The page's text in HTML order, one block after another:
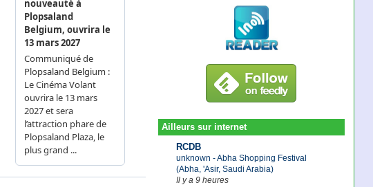
Ailleurs sur internet
RCDB
unknown - Abha Shopping Festival
(Abha, 'Asir, Saudi Arabia)
Il y a 9 heures